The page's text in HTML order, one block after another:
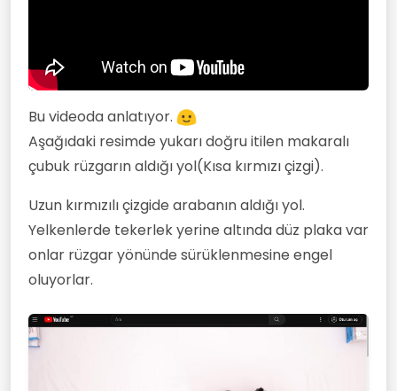
Bu videoda anlatıyor.
Aşağıdaki resimde yukarı doğru itilen makaralı
çubuk rüzgarın aldığı yol(Kısa kırmızı çizgi).
Uzun kırmızılı çizgide arabanın aldığı yol.
Yelkenlerde tekerlek yerine altında düz plaka var
onlar rüzgar yönünde sürüklenmesine engel
oluyorlar.